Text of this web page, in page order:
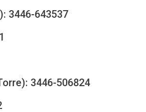
3446-643537
3446-506824